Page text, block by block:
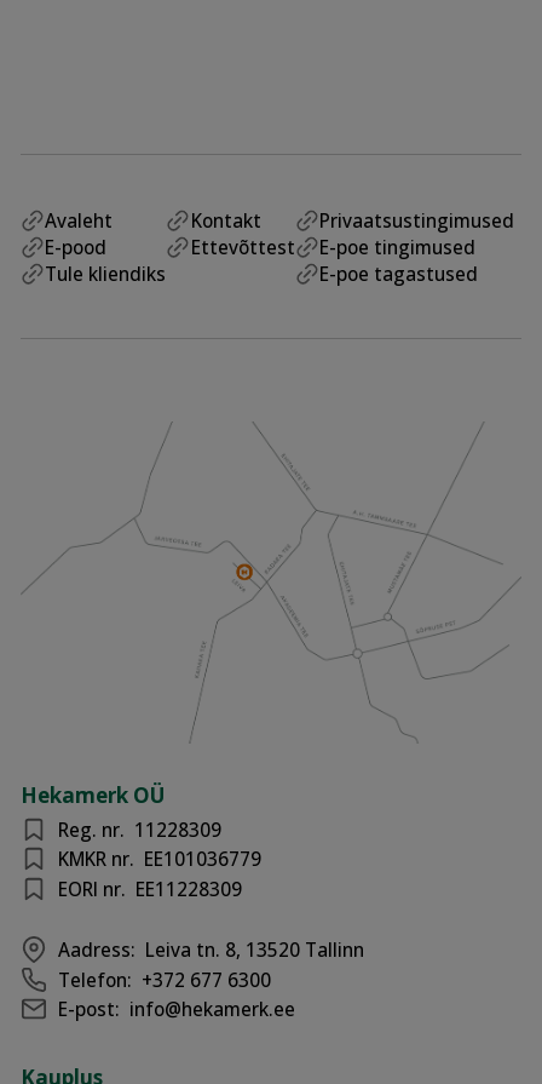
Avaleht
E-pood
Tule kliendiks
Kontakt
Ettevõttest
Privaatsustingimused
E-poe tingimused
E-poe tagastused
Hekamerk OÜ
Reg. nr. 11228309
KMKR nr. EE101036779
EORI nr. EE11228309
Aadress: Leiva tn. 8, 13520 Tallinn
Telefon: +372 677 6300
E-post: info@hekamerk.ee
Kauplus